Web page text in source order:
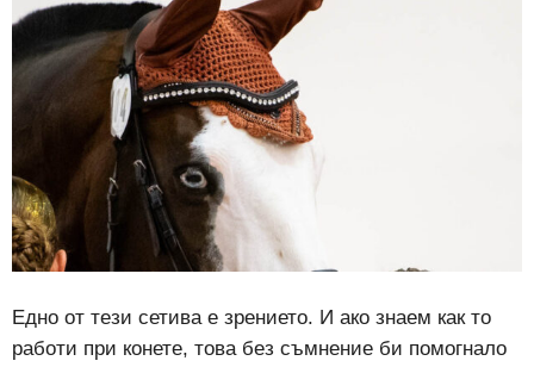
Едно от тези сетива е зрението. И ако знаем как то
работи при конете, това без съмнение би помогнало